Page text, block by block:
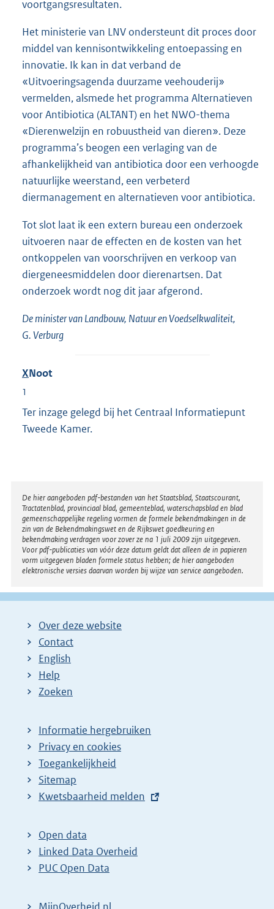
voortgangsresultaten.
Het ministerie van LNV ondersteunt dit proces door
middel van kennisontwikkeling entoepassing en
innovatie. Ik kan in dat verband de
«Uitvoeringsagenda duurzame veehouderij»
vermelden, alsmede het programma Alternatieven
voor Antibiotica (ALTANT) en het NWO-thema
«Dierenwelzijn en robuustheid van dieren». Deze
programma’s beogen een verlaging van de
afhankelijkheid van antibiotica door een verhoogde
natuurlijke weerstand, een verbeterd
diermanagement en alternatieven voor antibiotica.
Tot slot laat ik een extern bureau een onderzoek
uitvoeren naar de effecten en de kosten van het
ontkoppelen van voorschrijven en verkoop van
diergeneesmiddelen door dierenartsen. Dat
onderzoek wordt nog dit jaar afgerond.
De minister van Landbouw, Natuur en Voedselkwaliteit,
G. Verburg
XNoot
1
Ter inzage gelegd bij het Centraal Informatiepunt
Tweede Kamer.
Disclaimer
De hier aangeboden pdf-bestanden van het Staatsblad, Staatscourant,
Tractatenblad, provinciaal blad, gemeenteblad, waterschapsblad en blad
gemeenschappelijke regeling vormen de formele bekendmakingen in de
zin van de Bekendmakingswet en de Rijkswet goedkeuring en
bekendmaking verdragen voor zover ze na 1 juli 2009 zijn uitgegeven.
Voor pdf-publicaties van vóór deze datum geldt dat alleen de in papieren
vorm uitgegeven bladen formele status hebben; de hier aangeboden
elektronische versies daarvan worden bij wijze van service aangeboden.
Over deze website
Contact
English
Help
Zoeken
Informatie hergebruiken
Privacy en cookies
Toegankelijkheid
Sitemap
E
t
e
r
Kwetsbaarheid melden
Open data
Linked Data Overheid
PUC Open Data